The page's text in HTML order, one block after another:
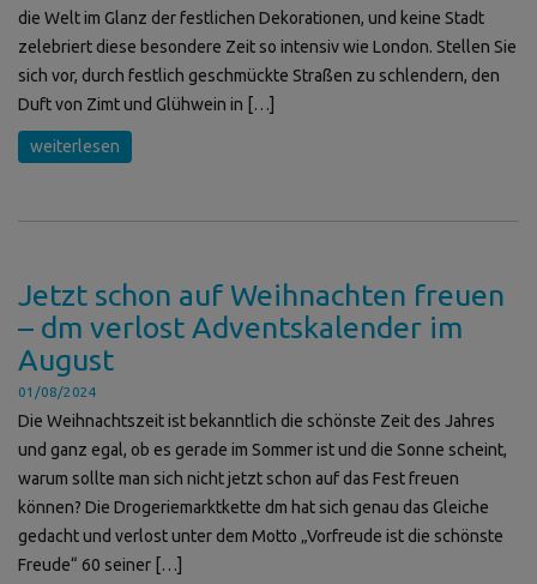
die Welt im Glanz der festlichen Dekorationen, und keine Stadt
zelebriert diese besondere Zeit so intensiv wie London. Stellen Sie
sich vor, durch festlich geschmückte Straßen zu schlendern, den
Duft von Zimt und Glühwein in […]
weiterlesen
Jetzt schon auf Weihnachten freuen
– dm verlost Adventskalender im
August
01/08/2024
Die Weihnachtszeit ist bekanntlich die schönste Zeit des Jahres
und ganz egal, ob es gerade im Sommer ist und die Sonne scheint,
warum sollte man sich nicht jetzt schon auf das Fest freuen
können? Die Drogeriemarktkette dm hat sich genau das Gleiche
gedacht und verlost unter dem Motto „Vorfreude ist die schönste
Freude“ 60 seiner […]